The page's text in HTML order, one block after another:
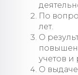
По
лет.
О
учетов и
О